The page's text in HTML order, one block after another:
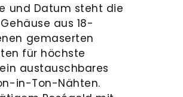
und Datum steht die
aus 18-
gemaserten
für höchste
austauschbares
in-Ton-Nähten.